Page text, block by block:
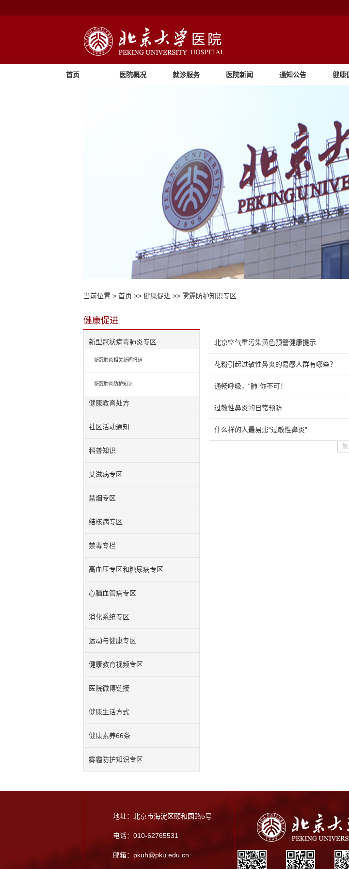
首页 医院概况 就诊服务 医院新闻 通知公告 健康
当前位置 > 首页 >> 健康促进 >> 雾霾防护知识专区
健康促进
新型冠状病毒肺炎专区
新冠肺炎相关新闻报道
新冠肺炎防护知识
健康教育处方
社区活动通知
科普知识
艾滋病专区
禁烟专区
结核病专区
禁毒专栏
高血压专区和糖尿病专区
心脑血管病专区
消化系统专区
运动与健康专区
健康教育视频专区
医院微博链接
健康生活方式
健康素养66条
雾霾防护知识专区
北京空气重污染黄色预警健康提示
花粉引起过敏性鼻炎的易感人群有哪些？
通畅呼吸，“肺”你不可！
过敏性鼻炎的日常预防
什么样的人最易患“过敏性鼻炎”
首
地址：北京市海淀区颐和园路5号
电话：010-62765531
邮箱：pkuh@pku.edu.cn